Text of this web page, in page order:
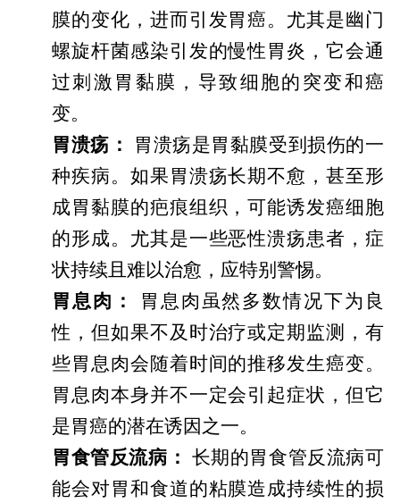
膜的变化，进而引发胃癌。尤其是幽门
螺旋杆菌感染引发的慢性胃炎，它会通
过刺激胃黏膜，导致细胞的突变和癌
变。
胃溃疡：
胃溃疡是胃黏膜受到损伤的一
种疾病。如果胃溃疡长期不愈，甚至形
成胃黏膜的疤痕组织，可能诱发癌细胞
的形成。尤其是一些恶性溃疡患者，症
状持续且难以治愈，应特别警惕。
胃息肉：
胃息肉虽然多数情况下为良
性，但如果不及时治疗或定期监测，有
些胃息肉会随着时间的推移发生癌变。
胃息肉本身并不一定会引起症状，但它
是胃癌的潜在诱因之一。
胃食管反流病：
长期的胃食管反流病可
能会对胃和食道的粘膜造成持续性的损